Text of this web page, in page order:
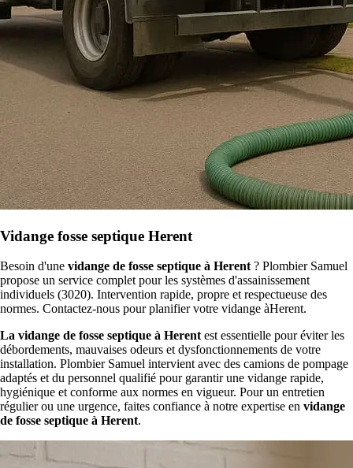
Vidange fosse septique Herent
Besoin d'une vidange de fosse septique à Herent ? Plombier Samuel
propose un service complet pour les systèmes d'assainissement
individuels (3020). Intervention rapide, propre et respectueuse des
normes. Contactez-nous pour planifier votre vidange àHerent.
La vidange de fosse septique à Herent est essentielle pour éviter les
débordements, mauvaises odeurs et dysfonctionnements de votre
installation. Plombier Samuel intervient avec des camions de pompage
adaptés et du personnel qualifié pour garantir une vidange rapide,
hygiénique et conforme aux normes en vigueur. Pour un entretien
régulier ou une urgence, faites confiance à notre expertise en vidange
de fosse septique à Herent.